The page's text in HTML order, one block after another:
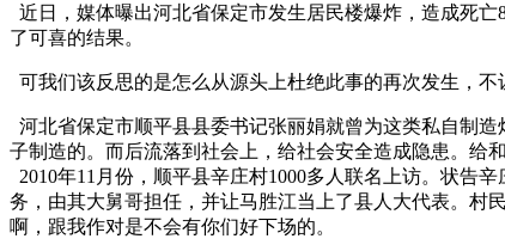
近日，媒体曝出河北省保定市发生居民楼爆炸，造成死
了可喜的结果。
可我们该反思的是怎么从源头上杜绝此事的再次发生，
河北省保定市顺平县县委书记张丽娟就曾为这类私自制
子制造的。而后流落到社会上，给社会安全造成隐患。给
2010年11月份，顺平县辛庄村1000多人联名上访。状告
务，由其大舅哥担任，并让马胜江当上了县人大代表。村
啊，跟我作对是不会有你们好下场的。